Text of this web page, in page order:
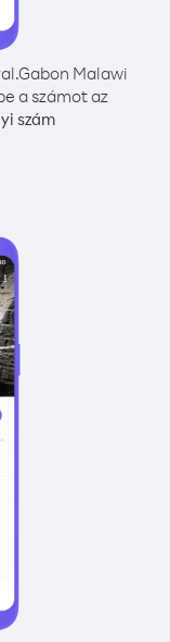
Gabon Malawi
a számot az
szám